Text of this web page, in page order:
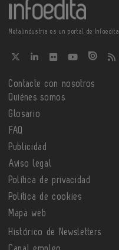
Metalindustria es un portal de Infoedita
Contacte con nosotros
Quiénes somos
Glosario
FAQ
Publicidad
Aviso legal
Política de privacidad
Política de cookies
Mapa web
Histórico de Newsletters